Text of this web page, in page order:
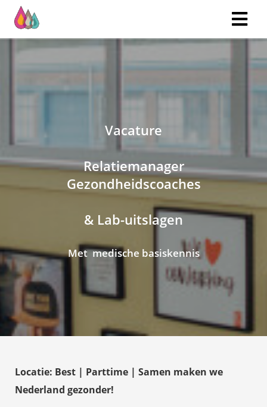
Vacature
Relatiemanager
Gezondheidscoaches
& Lab-uitslagen
Met medische basiskennis
Locatie: Best | Parttime | Samen maken we
Nederland gezonder!